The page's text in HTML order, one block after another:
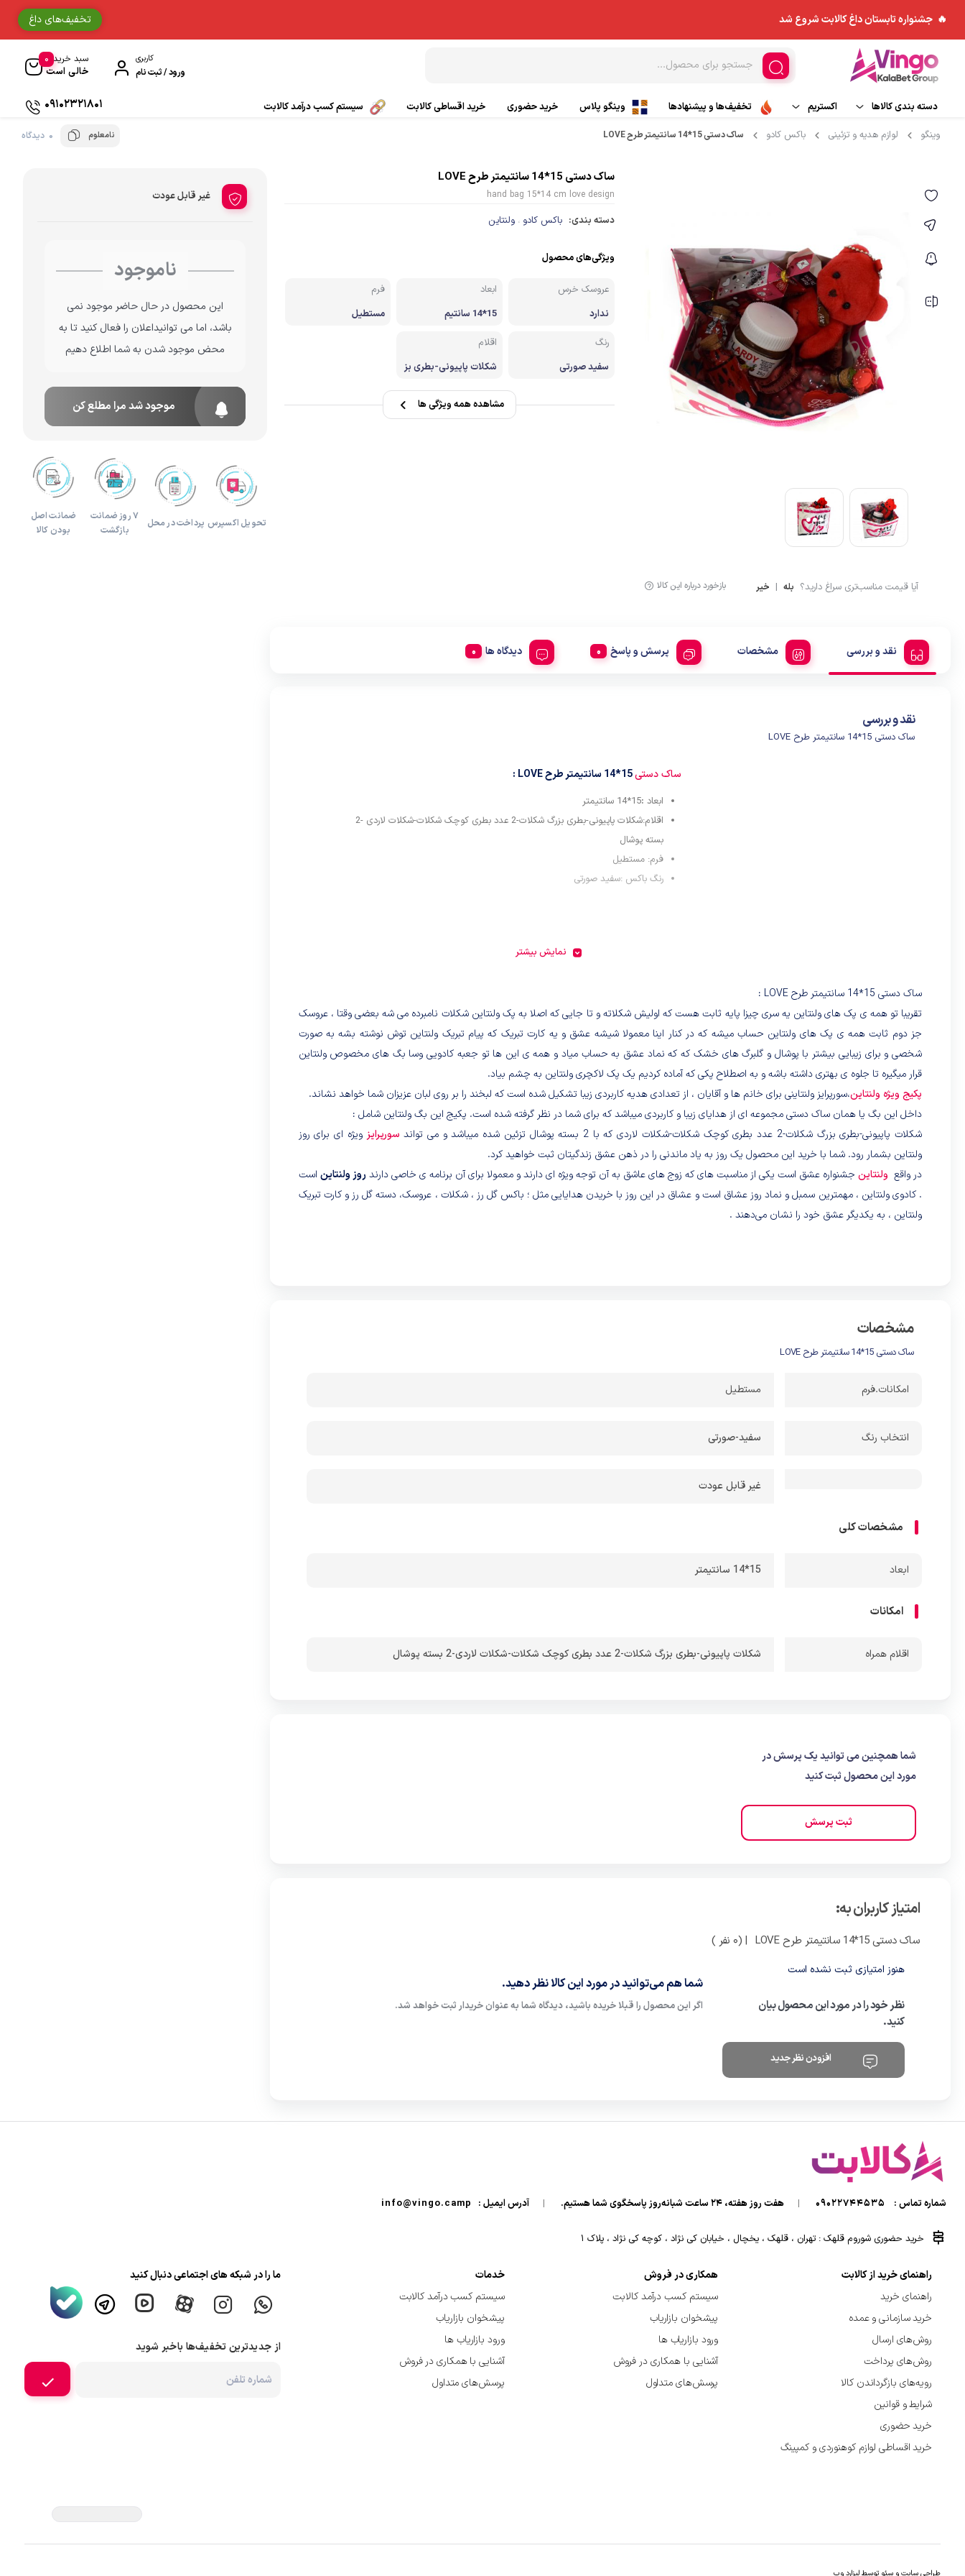
🔥 جشنواره تابستان داغ کالابت شروع شد تخفیف‌های داغ
کاربری
ورود / ثبت نام
سبد خرید
خالی است
0
دسته بندی کالاها
مد و پوشاک
پلار
شلوار کوهنوردی و ورزشی
لگینگ ورزشی
شلوارک کوهنوردی و ورزشی
پانچو
کفش کوهنوردی و طبیعت گردی
دستکش
لوازم هدیه و تزئینی
کوله پشتی
تجهیزات جانبی
اکستریم
ورزش های هوایی
چتر کمکی پاراگلایدر
صندلی پاراگلایدر
بی سیم
تخفیف‌ها و پیشنهادها وینگو پلاس خرید حضوری خرید اقساطی کالابت سیستم کسب درآمد کالابت 09102321801
وینگو لوازم هدیه و تزئینی باکس کادو ساک دستی 15*14 سانتیمتر طرح LOVE نامعلوم 0 دیدگاه
آیا قیمت مناسب‌تری سراغ دارید؟ بله | خیر بازخورد درباره این کالا
ساک دستی 15*14 سانتیمتر طرح LOVE
hand bag 15*14 cm love design
دسته بندی: باکس کادو ،ولنتاین
ویژگی‌های محصول
عروسک خرس
ندارد
ابعاد
15*14 سانتیم
فرم
مستطیل
رنگ
سفید صورتی
اقلام
شکلات پاپیونی-بطری بز
کوچک شکلات-شکلات لا
ردی-2 بسته پوشال
مشاهده همه ویژگی ها
غیر قابل عودت
ناموجود
این محصول در حال حاضر موجود نمی
باشد، اما می توانیداعلان را فعال کنید تا به
محض موجود شدن به شما اطلاع دهیم
موجود شد مرا مطلع کن
تحویل اکسپرس پرداخت در محل
۷ روز ضمانت
بازگشت
ضمانت اصل
بودن کالا
نقد و بررسی مشخصات پرسش و پاسخ دیدگاه ها
نقد و بررسی
ساک دستی 15*14 سانتیمتر طرح LOVE
ساک دستی
ابعاد :15*14 سانتیمتر
اقلام:شکلات پاپیونی-بطری بزرگ شکلات-2 عدد بطری کوچک شکلات-شکلات لاردی -2
بسته پوشال
فرم: مستطیل
رنگ باکس :سفید صورتی
نمایش بیشتر
ساک دستی 15*14 سانتیمتر طرح LOVE :
تقریبا تو همه ی پک های ولنتاین یه سری چیزا پایه ثابت هست که اولیش شکلاته و تا جایی که اصلا به پک ولنتاین شکلات نامبرده می شه بعضی وقتا ، عروسک
جز دوم ثابت همه ی پک های ولنتاین حساب میشه که در کنار اینا معمولا شیشه عشق و یه کارت تبریک که پیام تبریک ولنتاین توش نوشته بشه به صورت
شخصی و برای زیبایی بیشتر با پوشال و گلبرگ های خشک که که نماد عشق به حساب میاد و همه ی این ها تو جعبه کادویی وسا بگ های مخصوص ولنتاین
قرار میگیره تا جلوه ی بهتری داشته باشه و به اصطلاح پکی که آماده کردیم یک پک لاکچری ولنتاین به چشم بیاد.
پکیج ویژه ولنتاین،سورپرایز ولنتاینی برای خانم ها و آقایان ، از تعدادی هدیه کاربردی زیبا تشکیل شده است که لبخند را بر روی لبان عزیزان شما خواهد نشاند.
داخل این بگ یا همان ساک دستی مجموعه ای از هدایای زیبا و کاربردی میباشد که برای شما در نظر گرفته شده است. پکیج این بگ ولنتاین شامل :
شکلات پاپیونی-بطری بزرگ شکلات-2 عدد بطری کوچک شکلات-شکلات لاردی که با 2 بسته پوشال تزئین شده میباشد و می تواند
سورپرایزویژه ای برای روز
ولنتاین بشمار رود. شما با خرید این محصول یک روز به یاد ماندنی را در ذهن عشق زندگیتان ثبت خواهید کرد.
در واقع ولنتاین جشنواره عشق است یکی از مناسبت های که زوج های عاشق به آن توجه ویژه ای دارند و معمولا برای آن برنامه ی خاصی دارندروز ولنتاین است
. کادوی ولنتاین ، مهمترین سمبل و نماد روز عشاق است و عشاق در این روز با خریدن هدایایی مثل ؛ باکس گل رز ،شکلات ، عروسک، دسته گل رزوکارت تبریک
ولنتاین ، به یکدیگر عشق خود را نشان می‌دهند .
مشخصات
ساک دستی 15*14 سانتیمتر طرح LOVE
امکانات.فرم مستطیل
انتخاب رنگ سفید-صورتی
غیر قابل عودت
مشخصات کلی
ابعاد 15*14 سانتیمتر
امکانات
اقلام همراه شکلات پاپیونی-بطری بزرگ شکلات-2 عدد بطری کوچک شکلات-شکلات لاردی-2 بسته پوشال
شما همچنین می توانید یک پرسش در
مورد این محصول ثبت کنید
ثبت پرسش
امتیاز کاربران به:
ساک دستی 15*14 سانتیمتر طرح LOVE | (0 نفر )
هنوز امتیازی ثبت نشده است
نظر خود را در مورد این محصول بیان
کنید.
افزودن نظر جدید
شما هم می‌توانید در مورد این کالا نظر دهید.
اگر این محصول را قبلا خریده باشید، دیدگاه شما به عنوان خریدار ثبت خواهد شد.
شماره تماس : 09022744535
| هفت روز هفته، ۲۴ ساعت شبانه‌روز پاسخگوی شما هستیم. | آدرس ایمیل : info@vingo.camp
خرید حضوری شوروم قلهک : تهران ، قلهک ، یخچال ، خیابان کی نژاد ، کوچه کی نژاد ، پلاک ۱
راهنمای خرید از کالابت
راهنمای خرید
خرید سازمانی و عمده
روش‌های ارسال
روش‌های پرداخت
رویه‌های بازگرداندن کالا
شرایط و قوانین
خرید حضوری
خرید اقساطی لوازم کوهنوردی و کمپینگ
همکاری در فروش
سیستم کسب درآمد کالابت
پیشخوان بازاریاب
ورود بازاریاب ها
آشنایی با همکاری در فروش
پرسش‌های متداول
خدمات
سیستم کسب درآمد کالابت
پیشخوان بازاریاب
ورود بازاریاب ها
آشنایی با همکاری در فروش
پرسش‌های متداول
ما را در شبکه های اجتماعی دنبال کنید
از جدیدترین تخفیف‌ها باخبر شوید
طراحی سایتو سئو توسط لیزارد وب